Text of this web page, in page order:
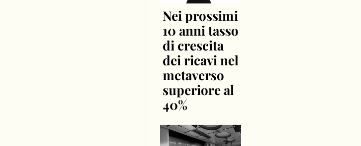
Nei prossimi
10 anni tasso
di crescita
dei ricavi nel
metaverso
superiore al
40%